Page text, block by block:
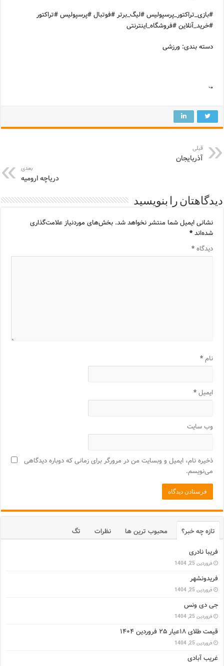
#بازی_تراکتور_پرسپولیس #لیگ_برتر #فوتبال #پرسپولیس #تراکتور
#خرید_آنلاین #فروشگاه_اینترنتی
دسته بندی: ورزشی
“`
قبلی
آذربایجان
بعدی
دریاچه ارومیه
دیدگاهتان را بنویسید
نشانی ایمیل شما منتشر نخواهد شد. بخش‌های موردنیاز علامت‌گذاری
شده‌اند*
دیدگاه*
نام*
ایمیل*
وب‌ سایت
ذخیره نام، ایمیل و وبسایت من در مرورگر برای زمانی که دوباره دیدگاهی
می‌نویسم.
تازه چه خبر؟ محبوب ترین ها نظرات
تگ
فریبا نادری
فروردین 25, 1404
فریدونشهر
فروردین 25, 1404
جی دی ونس
فروردین 25, 1404
قیمت طلای ۱۸عیار ۲۵ فروردین ۱۴۰۴
فروردین 25, 1404
غریب آبادی